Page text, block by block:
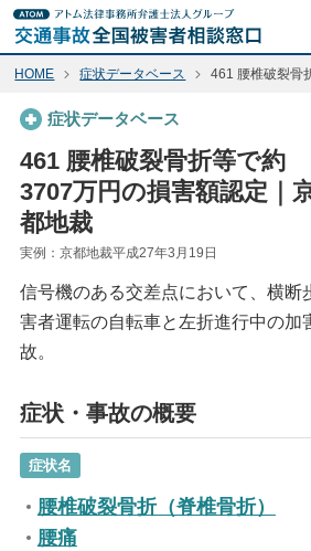
HOME 症状データベース 461 腰椎破裂骨
症状データベース
461 腰椎破裂骨折等で約
3707万円の損害額認定｜
都地裁
実例：京都地裁平成27年3月19日
信号機のある交差点において、横断
害者運転の自転車と左折進行中の加
故。
症状・事故の概要
症状名
腰椎破裂骨折（脊椎骨折）
腰痛